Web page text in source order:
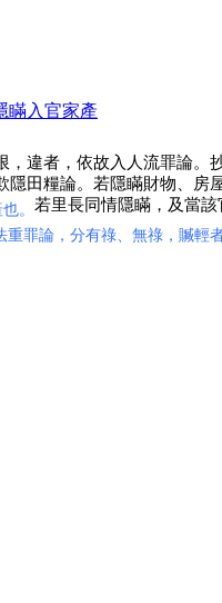
瞞入官家產
，違者，依故入人流罪論。
田糧論。若隱瞞財物、房屋
。 若里長同情隱瞞，及當該
重罪論，分有祿、無祿，贓輕